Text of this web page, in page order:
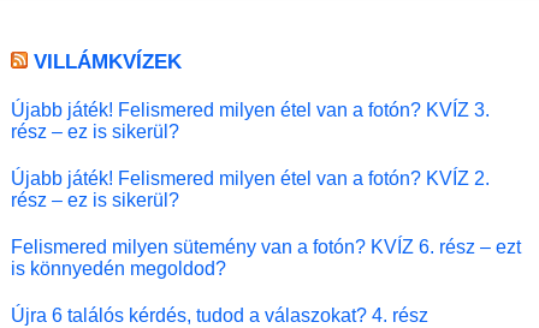
VILLÁMKVÍZEK
Újabb játék! Felismered milyen étel van a fotón? KVÍZ 3.
rész – ez is sikerül?
Újabb játék! Felismered milyen étel van a fotón? KVÍZ 2.
rész – ez is sikerül?
Felismered milyen sütemény van a fotón? KVÍZ 6. rész – ezt
is könnyedén megoldod?
Újra 6 találós kérdés, tudod a válaszokat? 4. rész